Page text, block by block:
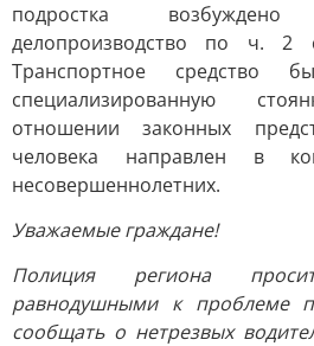
подростка возбуждено
делопроизводство по ч.
Транспортное средство
специализированную
отношении законных
человека направлен в
несовершеннолетних.
Уважаемые граждане!
Полиция региона
равнодушными к проблеме
сообщать о нетрезвых